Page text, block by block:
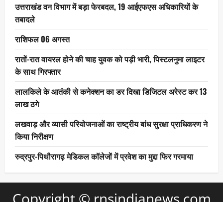
उत्तराखंड वन विभाग में बड़ा फेरबदल, 19 आईएफएस अधिकारियों के
तबादले
राशिफल 06 अगस्त
रातों-रात वायरल होने की चाह युवक को पड़ी भारी, पिस्टलनुमा लाइटर
के साथ गिरफ्तार
लालकिले के आतंकी से कनेक्शन का डर दिखा डिजिटल अरेस्ट कर 13
लाख ठगे
लखवाड़ और व्यासी परियोजनाओं का राष्ट्रीय बांध सुरक्षा प्राधिकरण ने
किया निरीक्षण
रुद्रपुर-पिथौरागढ़ मेडिकल कॉलेजों में प्रवेश का मुद्दा फिर गरमाया